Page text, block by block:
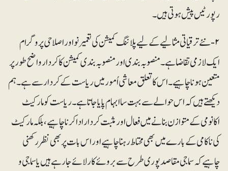
رپورٹیں پیش ہوتی ہیں۔
۲- نئے ترقیاتی مثالیے کے لیے پلاننگ کمیشن کی تعمیرنو اور اصلاحی پروگرام
ایک لازمی تقاضا ہے۔ منصوبہ بندی اور منصوبہ بندی کمیشن کا کردار واضح طور پر
متعین ہونا چاہیے۔ اس کا تعلق معاشی اُمور میں ریاست کے کردار سے ہے۔ ہم
دیکھتے ہیں کہ اس حوالے سے بہت سا ابہام پایا جاتا ہے۔ ریاست کو مارکیٹ
اکانومی کے متوازن بنانے میں فعال اور مثبت کردار ادا کرنا چاہیے، بلکہ مارکیٹ
کی ناکامی کے بارے میں بھی محتاط رہنا چاہیے اور اس بات پر بھی نظر رکھنی
چاہیے کہ سماجی مقاصد پوری طرح سے بروئے کار لائے جارہے ہیں یا سماجی و